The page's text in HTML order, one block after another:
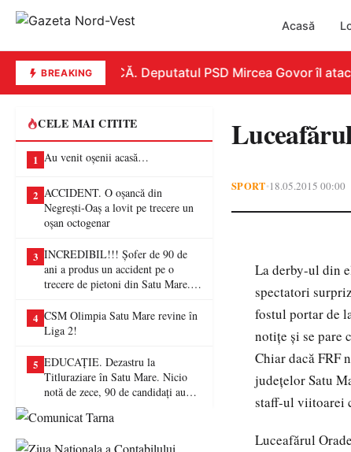
Acasă
BREAKINGREPLICĂ. Deputatul PSD Mircea Govor îl
CELE MAI CITITE
1 Au venit oșenii acasă…
2 ACCIDENT. O oșancă din
Negrești-Oaș a lovit pe trecere un
oșan octogenar
3 INCREDIBIL!!! Șofer de 90 de
ani a produs un accident pe o
trecere de pietoni din Satu Mare. O
4 CSM Olimpia Satu Mare revine în
Liga 2!
5 EDUCAȚIE. Dezastru la
Titluraziare în Satu Mare. Nicio
notă de zece, 90 de candidați au
SPORT•18.05.2015 00:00
La derby-ul din
spectatori
fostul portar de
notițe și se pare
Chiar dacă FRF
județelor Satu
staff-ul viitoarei
Luceafărul